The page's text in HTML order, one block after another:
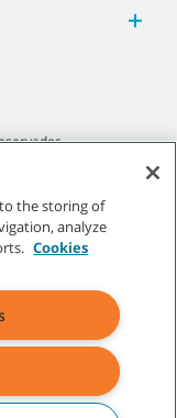
uso|Termos de
são
ou de suas afiliadas
to the storing of
analyze
Cookies